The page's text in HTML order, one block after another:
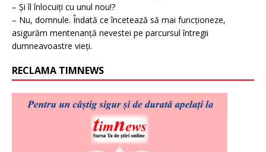
– Și îl înlocuiți cu unul nou!?
– Nu, domnule. Îndată ce încetează să mai funcționeze,
asigurăm mentenanță nevestei pe parcursul întregii
dumneavoastre vieți.
RECLAMA TIMNEWS